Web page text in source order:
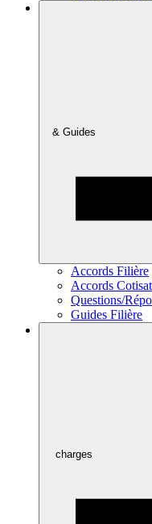
& Guides
Accords Filière
Accords
Questions/
Guides Filière
charges